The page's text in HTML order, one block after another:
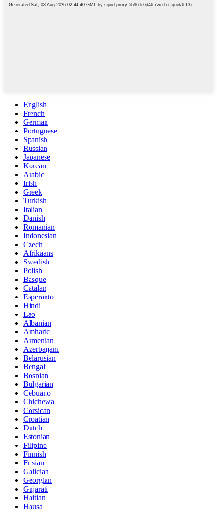
English
French
German
Portuguese
Spanish
Russian
Japanese
Korean
Arabic
Irish
Greek
Turkish
Italian
Danish
Romanian
Indonesian
Czech
Afrikaans
Swedish
Polish
Basque
Catalan
Esperanto
Hindi
Lao
Albanian
Amharic
Armenian
Azerbaijani
Belarusian
Bengali
Bosnian
Bulgarian
Cebuano
Chichewa
Corsican
Croatian
Dutch
Estonian
Filipino
Finnish
Frisian
Galician
Georgian
Gujarati
Haitian
Hausa